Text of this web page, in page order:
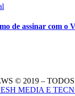
de assinar com o
© 2019 –
MEDIA E